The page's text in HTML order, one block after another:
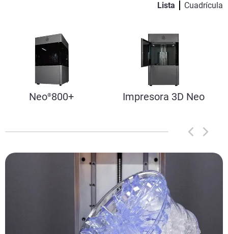
Lista
Cuadrícula
Neo®800+ Impresora 3D Neo